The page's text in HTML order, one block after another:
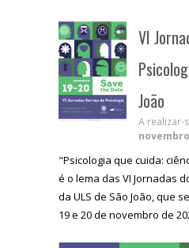
VI
João
A realizar-
"Psicologia que cuida:
é o lema das VI Jornadas
da ULS de São João, que
19 e 20 de novembro de